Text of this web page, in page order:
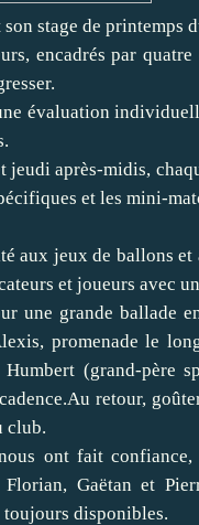
stage de printemps
encadrés par
évaluation
jeudi après-midis,
et les mini-
aux jeux de ballons
et joueurs avec
une grande ballade
promenade le
(grand-père
retour,
club.
ont fait
Florian, Gaëtan et
toujours disponibles.